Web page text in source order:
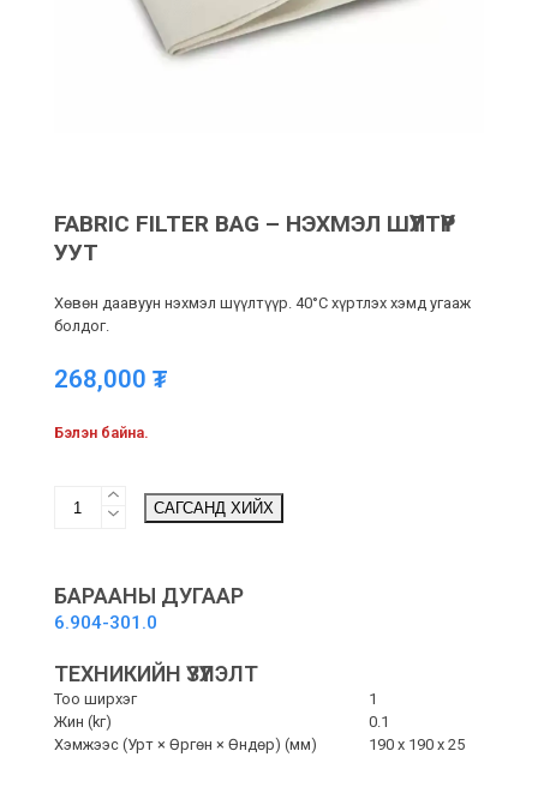
FABRIC FILTER BAG – НЭХМЭЛ ШҮҮЛТҮҮР
УУТ
Хөвөн даавуун нэхмэл шүүлтүүр. 40°C хүртлэх хэмд угааж
болдог.
268,000 ₮
Бэлэн байна.
filter
Нэхмэл
уут
САГСАНД ХИЙХ
БАРААНЫ ДУГААР
6.904-301.0
ТЕХНИКИЙН ҮЗҮҮЛЭЛТ
Тоо ширхэг
1
Жин (kг)
0.1
Хэмжээс (Урт × Өргөн × Өндөр) (мм)
190 x 190 x 25